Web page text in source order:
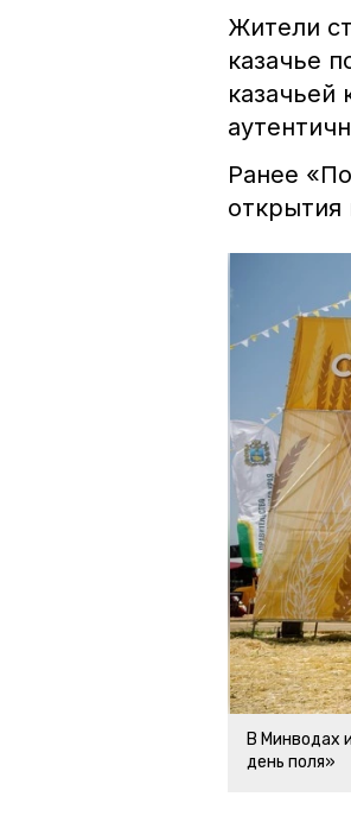
Жители
казачье
казачьей
Ранее
открытия
В Минводах
день поля»